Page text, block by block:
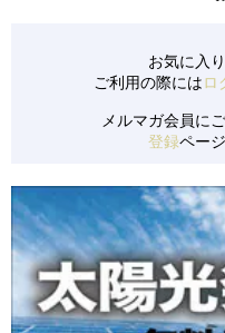
【S0168】 栃木県佐野市/低
【S0169】 福岡県朝倉市/低
【S0152】 千葉県旭市/低圧/
【S0153】 千葉県旭市/低圧/
【S0154】 山梨県南都留郡/
【S0155】 群馬県安中市/低
【S0157】 茨城県かすみが
お気に入
ご利用の際にはロ
メルマガ会員に
登録ペー